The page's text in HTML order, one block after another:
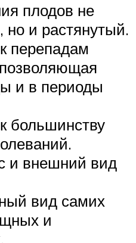
плодов не
но и растянутый.
перепадам
и в периоды
большинству
и внешний вид
вид самих
и